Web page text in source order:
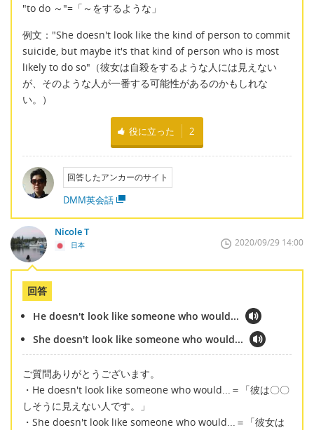
"to do ～"=「～をするような」
例文："She doesn't look like the kind of person to commit
suicide, but maybe it's that kind of person who is most
likely to do so"（彼女は自殺をするような人には見えない
が、そのような人が一番する可能性があるのかもしれな
い。）
役に立った 2
回答したアンカーのサイト
DMM英会話
Nicole T
日本 2020/09/29 14:00
回答
He doesn't look like someone who would...
She doesn't look like someone who would...
ご質問ありがとうございます。
・He doesn't look like someone who would...＝「彼は〇〇
しそうに見えない人です。」
・She doesn't look like someone who would...＝「彼女は